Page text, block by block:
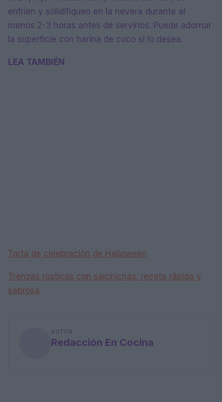
enfríen y solidifiquen en la nevera durante al
menos 2-3 horas antes de servirlos. Puede adornar
la superficie con harina de coco si lo desea.
LEA TAMBIÉN
Tarta de celebración de Halloween
Trenzas rústicas con salchichas: receta rápida y
sabrosa
AUTOR
Redacción En Cocina